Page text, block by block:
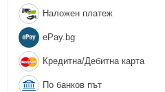
Наложен платеж
еPay.bg
Кредитна/Дебитна карта
По банков път